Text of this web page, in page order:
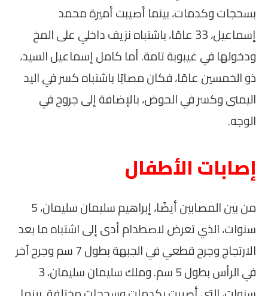
بسحجات وكدمات، بينما أصيبت أميرة محمد
إسماعيل، 33 عامًا، باشتباه نزيف داخلي على المخ
ودخولها في غيبوبة تامة. أما كامل إسماعيل السيد،
ذو الخمسين عامًا، فكان مصابًا باشتباه كسر في اليد
اليمنى وكسر في الحوض، بالإضافة إلى جروح في
الوجه.
إصابات الأطفال
من بين المصابين أيضًا، إبراهيم سليمان سليمان، 5
سنوات، الذي تعرض لاصطدام أدى إلى اشتباه ما بعد
الارتجاج وجرح قطعي في الجبهة بطول 7 سم وجرح آخر
في الرأس بطول 5 سم. وملك سليمان سليمان، 3